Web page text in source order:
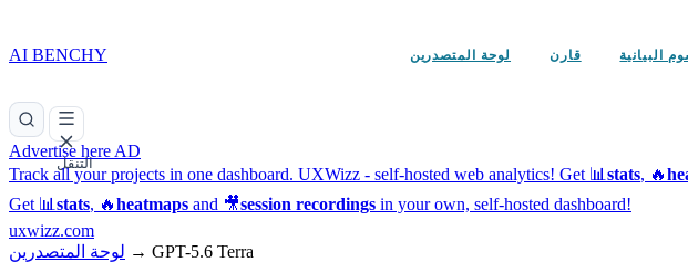
AI BENCHY لوحة المتصدرين قارن البيانية
التنقل
Advertise here AD
Track all your projects in one dashboard. UXWizz - self-hosted web analytics! Get 📊 stats, 🔥
Get 📊 stats, 🔥heatmaps and 🎥session recordings in your own, self-hosted dashboard!
uxwizz.com
لوحة المتصدرين → GPT-5.6 Terra